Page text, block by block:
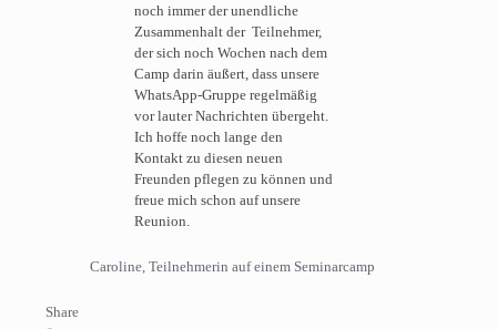
noch immer der unendliche
Zusammenhalt der Teilnehmer,
der sich noch Wochen nach dem
Camp darin äußert, dass unsere
WhatsApp-Gruppe regelmäßig
vor lauter Nachrichten übergeht.
Ich hoffe noch lange den
Kontakt zu diesen neuen
Freunden pflegen zu können und
freue mich schon auf unsere
Reunion.
Caroline, Teilnehmerin auf einem Seminarcamp
Share